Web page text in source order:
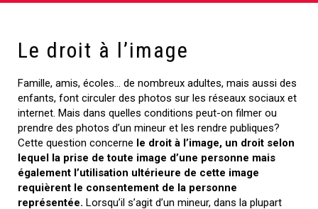
Le droit à l’image
Famille, amis, écoles… de nombreux adultes, mais aussi des
enfants, font circuler des photos sur les réseaux sociaux et
internet. Mais dans quelles conditions peut-on filmer ou
prendre des photos d’un mineur et les rendre publiques?
Cette question concerne le droit à l’image, un droit selon
lequel la prise de toute image d’une personne mais
également l’utilisation ultérieure de cette image
requièrent le consentement de la personne
représentée. Lorsqu’il s’agit d’un mineur, dans la plupart